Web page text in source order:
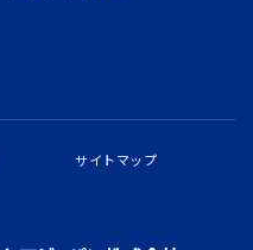
サイトマップ